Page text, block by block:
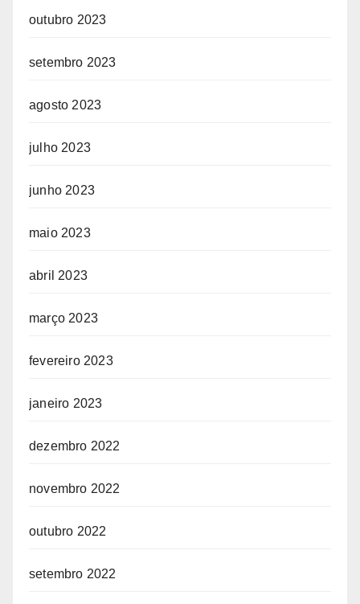
outubro 2023
setembro 2023
agosto 2023
julho 2023
junho 2023
maio 2023
abril 2023
março 2023
fevereiro 2023
janeiro 2023
dezembro 2022
novembro 2022
outubro 2022
setembro 2022